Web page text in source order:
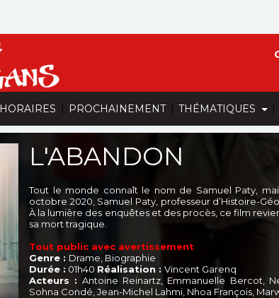
HORAIRES | PROCHAINEMENT | THÉMATIQUES |
L'ABANDON
Tout le monde connaît le nom de Samuel Paty,
octobre 2020, Samuel Paty, professeur d’Histoire-
À la lumière des enquêtes et des procès, ce film
sa mort tragique.
Tout public avec avertissement
Genre : Drame, Biographie
Durée : 01h40 Réalisation : Vincent Garenq
Acteurs : Antoine Reinartz, Emmanuelle Bercot,
Sohna Condé, Jean-Michel Lahmi, Nhoa François,